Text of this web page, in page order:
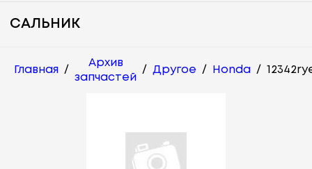
САЛЬНИК
Главная /
Архив
запчастей
/ Другое / Honda /